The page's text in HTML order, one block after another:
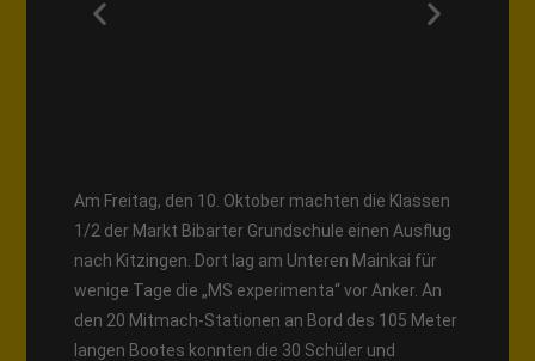
Am Freitag, den 10. Oktober machten die Klassen
1/2 der Markt Bibarter Grundschule einen Ausflug
nach Kitzingen. Dort lag am Unteren Mainkai für
wenige Tage die „MS experimenta“ vor Anker. An
den 20 Mitmach-Stationen an Bord des 105 Meter
langen Bootes konnten die 30 Schüler und